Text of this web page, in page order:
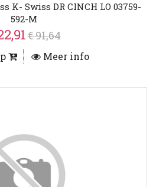
K- Swiss DR CINCH LO 03759-
592-M
€ 91,64
Meer info